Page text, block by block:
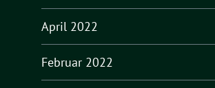
April 2022
Februar 2022